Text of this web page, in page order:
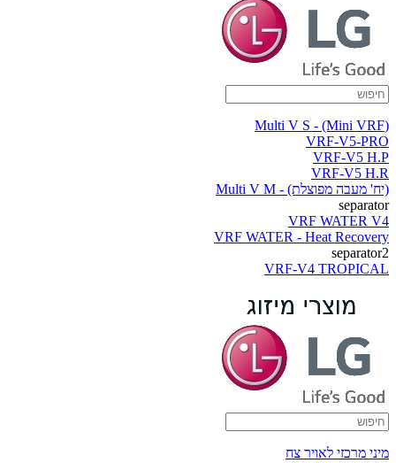
(Multi V S - (Mini VRF
VRF-V5-PRO
VRF-V5 H.P
VRF-V5 H.R
(יח' מעבה מפוצלת) - Multi V M
separator
VRF WATER V4
VRF WATER - Heat Recovery
separator2
VRF-V4 TROPICAL
מיני מרכזי לאויר צח